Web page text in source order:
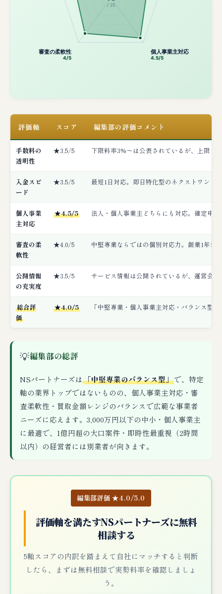
/ 25
個人事業主対応
4.5/5
審査の柔軟性
4/5
評価軸 スコア 編集部の評価コメント
手数料の
透明性
★3.5/5 下限料率3%〜は公表されているが、上限・
入金スピ
ード
★3.5/5 最短1日対応。即日特化型のネクストワン（
個人事業
主対応
★4.5/5 法人・個人事業主どちらにも対応。確定申
審査の柔
軟性
★4.0/5 中堅専業ならではの個別対応力。創業1年未
公開情報
の充実度
★3.5/5 サービス情報は公開されているが、運営会
総合評
価
★4.0/5 「中堅専業・個人事業主対応・バランス型
💡編集部の総評
NSパートナーズは「中堅専業のバランス型」で、特定
軸の業界トップではないものの、個人事業主対応・審
査柔軟性・買取金額レンジのバランスで広範な事業者
ニーズに応えます。3,000万円以下の中小・個人事業主
に最適で、1億円超の大口案件・即時性最重視（2時間
以内）の経営者には別業者が向きます。
編集部評価 ★4.0/5.0
評価軸を満たすNSパートナーズに無料
相談する
5軸スコアの内訳を踏まえて自社にマッチすると判断
したら、まずは無料相談で実勢料率を確認しましょ
う。